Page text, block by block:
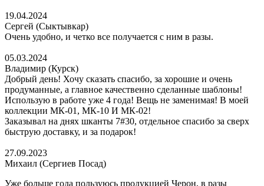
19.04.2024
Сергей (Сыктывкар)
Очень удобно, и четко все получается с ним в разы.
05.03.2024
Владимир (Курск)
Добрый день! Хочу сказать спасибо, за хорошие и очень
продуманные, а главное качественно сделанные шаблоны!
Использую в работе уже 4 года! Вещь не заменимая! В моей
коллекции МК-01, МК-10 И МК-02!
Заказывал на днях шканты 7#30, отдельное спасибо за сверх
быструю доставку, и за подарок!
27.09.2023
Михаил (Сергиев Посад)
Уже больше года пользуюсь продукцией Черон, в разы